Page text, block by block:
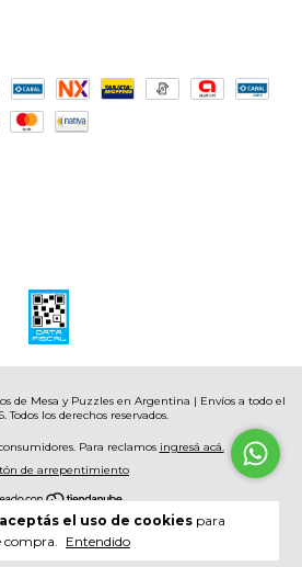
aceptás el uso de cookies para
compra. Entendido
de Mesa y Puzzles en Argentina | Envíos a todo el
Todos los derechos reservados.
Para reclamos ingresá acá.
de arrepentimiento